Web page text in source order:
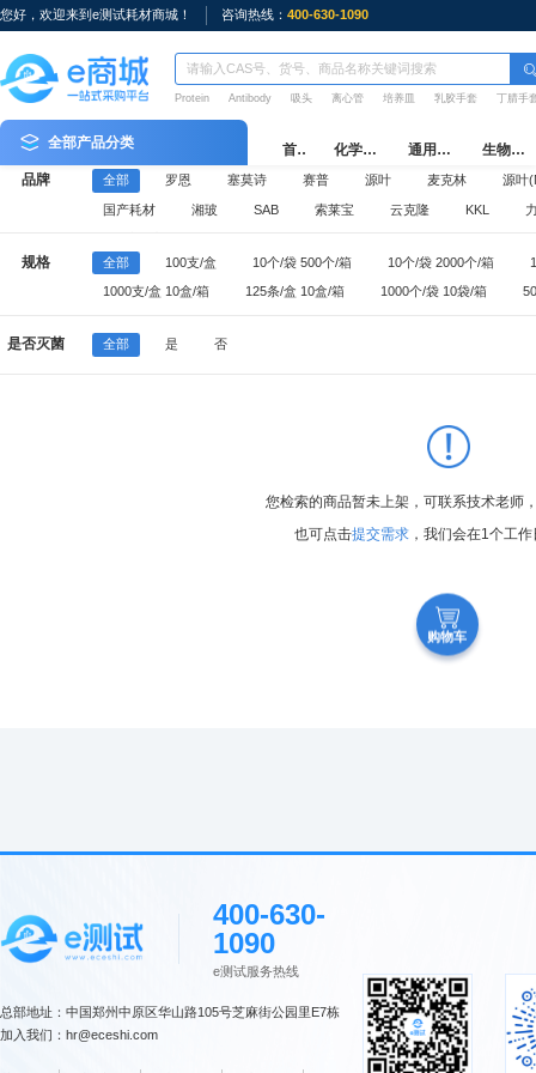
您好，欢迎来到e测试耗材商城！ 咨询热线： 400-630-1090
Protein Antibody 吸头 离心管 培养皿 乳胶手套 丁腈手
全部产品分类 首页 化学试剂 通用耗材 生物耗材
购物车
品牌 全部 罗恩 塞莫诗 赛普 源叶 麦克林 源叶
国产耗材 湘玻 SAB 索莱宝 云克隆 KKL
规格 全部 100支/盒 10个/袋 500个/箱 10个/袋 2000个/箱
1000支/盒 10盒/箱 125条/盒 10盒/箱 1000个/袋 10袋/箱
50个/袋 10袋/箱
是否灭菌 全部 是 否
您检索的商品暂未上架，可联系技术老师
也可点击提交需求，我们会在1个工作
400-630-
1090
e测试服务热线
总部地址：中国郑州中原区华山路105号芝麻街公园里E7栋
加入我们：hr@eceshi.com